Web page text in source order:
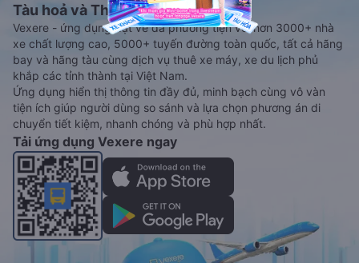
Tàu hoả và Thuê xe
Vexere - ứng dụng đặt vé đa phương tiện với hơn 3000+ nhà
xe chất lượng cao, 5000+ tuyến đường toàn quốc, tất cả hãng
bay và hãng tàu cùng dịch vụ thuê xe máy, xe du lịch phủ
khắp các tỉnh thành tại Việt Nam.
Ứng dụng hiển thị thông tin đầy đủ, minh bạch cùng vô vàn
tiện ích giúp người dùng so sánh và lựa chọn phương án di
chuyển tiết kiệm, nhanh chóng và phù hợp nhất.
Tải ứng dụng Vexere ngay